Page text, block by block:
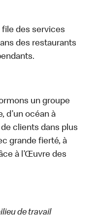
file des services
des restaurants
un groupe
d’un océan à
clients dans plus
grande fierté, à
à l’Œuvre des
de travail